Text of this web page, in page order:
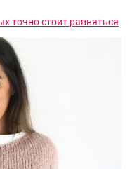
точно стоит равняться